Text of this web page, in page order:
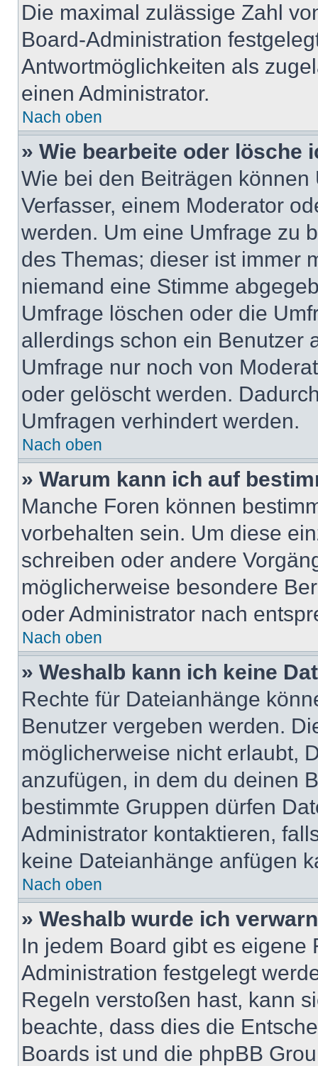
Die maximal zulässige Zahl
Board-Administration
Antwortmöglichkeiten als
einen Administrator.
Nach oben
» Wie bearbeite oder lösche
Wie bei den Beiträgen
Verfasser, einem Moderator
werden. Um eine Umfrage zu
des Themas; dieser ist immer
niemand eine Stimme
Umfrage löschen oder die
allerdings schon ein Benutzer
Umfrage nur noch von
oder gelöscht werden.
Umfragen verhindert werden.
Nach oben
» Warum kann ich auf
Manche Foren können
vorbehalten sein. Um diese
schreiben oder andere
möglicherweise besondere
oder Administrator nach
Nach oben
» Weshalb kann ich keine
Rechte für Dateianhänge
Benutzer vergeben werden.
möglicherweise nicht erlaubt,
anzufügen, in dem du deinen
bestimmte Gruppen dürfen
Administrator kontaktieren,
keine Dateianhänge anfügen
Nach oben
» Weshalb wurde ich
In jedem Board gibt es
Administration festgelegt
Regeln verstoßen hast, kann
beachte, dass dies die
Boards ist und die phpBB